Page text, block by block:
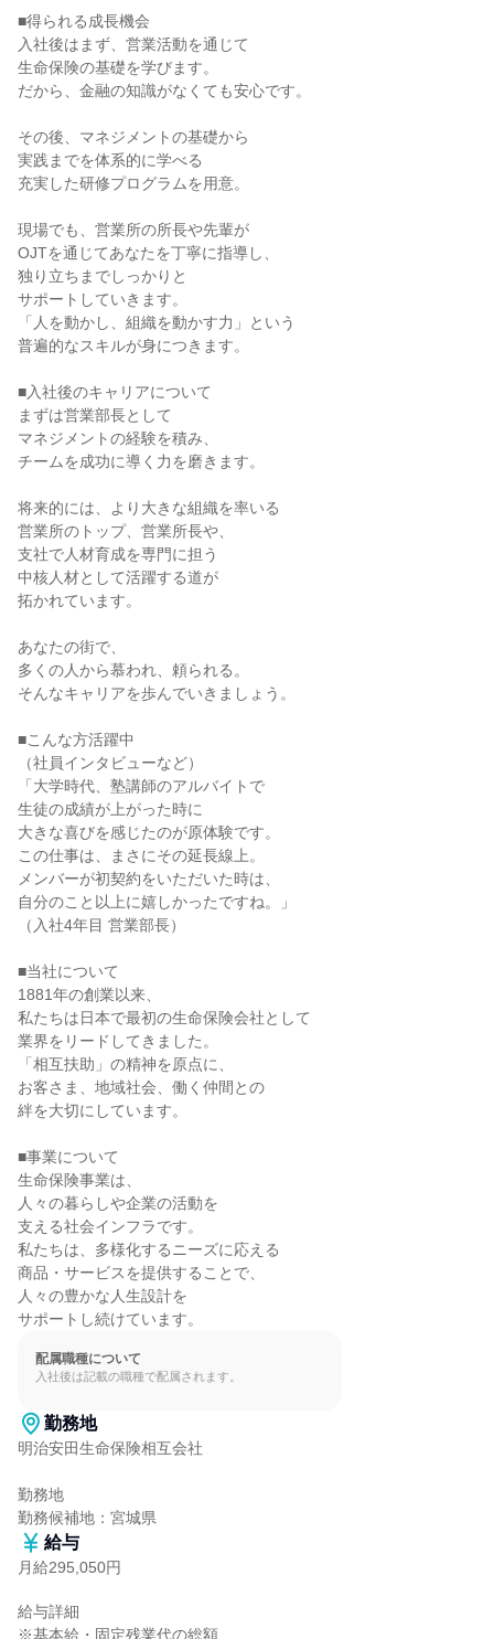
■得られる成長機会
入社後はまず、営業活動を通じて
生命保険の基礎を学びます。
だから、金融の知識がなくても安心です。
その後、マネジメントの基礎から
実践までを体系的に学べる
充実した研修プログラムを用意。
現場でも、営業所の所長や先輩が
OJTを通じてあなたを丁寧に指導し、
独り立ちまでしっかりと
サポートしていきます。
「人を動かし、組織を動かす力」という
普遍的なスキルが身につきます。
■入社後のキャリアについて
まずは営業部長として
マネジメントの経験を積み、
チームを成功に導く力を磨きます。
将来的には、より大きな組織を率いる
営業所のトップ、営業所長や、
支社で人材育成を専門に担う
中核人材として活躍する道が
拓かれています。
あなたの街で、
多くの人から慕われ、頼られる。
そんなキャリアを歩んでいきましょう。
■こんな方活躍中
（社員インタビューなど）
「大学時代、塾講師のアルバイトで
生徒の成績が上がった時に
大きな喜びを感じたのが原体験です。
この仕事は、まさにその延長線上。
メンバーが初契約をいただいた時は、
自分のこと以上に嬉しかったですね。」
（入社4年目 営業部長）
■当社について
1881年の創業以来、
私たちは日本で最初の生命保険会社として
業界をリードしてきました。
「相互扶助」の精神を原点に、
お客さま、地域社会、働く仲間との
絆を大切にしています。
■事業について
生命保険事業は、
人々の暮らしや企業の活動を
支える社会インフラです。
私たちは、多様化するニーズに応える
商品・サービスを提供することで、
人々の豊かな人生設計を
サポートし続けています。
配属職種について
入社後は記載の職種で配属されます。
勤務地
明治安田生命保険相互会社
勤務地
勤務候補地：宮城県
給与
月給295,050円
給与詳細
※基本給・固定残業代の総額